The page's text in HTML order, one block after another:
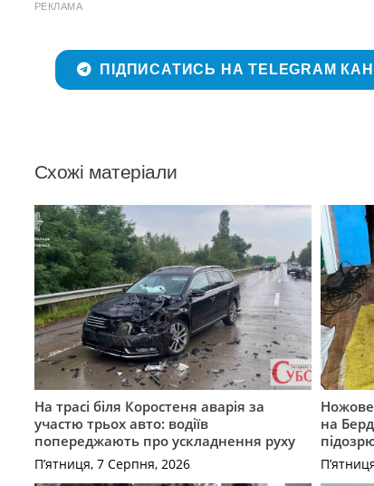
РЕКЛАМА
ПІДПИСАТИСЬ НА TELEGRAM
Схожі матеріали
На трасі біля Коростеня аварія за
участю трьох авто: водіїв
попереджають про ускладнення руху
П’ятниця, 7 Серпня, 2026
Ножове
на